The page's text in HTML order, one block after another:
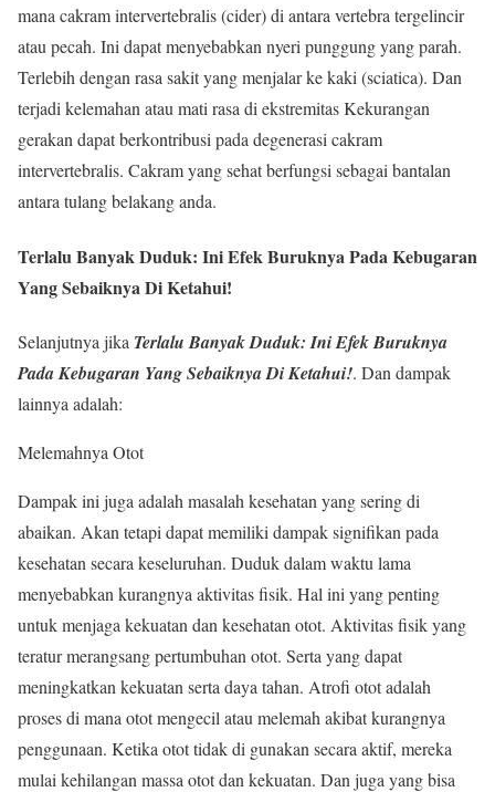
mana cakram intervertebralis (cider) di antara vertebra tergelincir
atau pecah. Ini dapat menyebabkan nyeri punggung yang parah.
Terlebih dengan rasa sakit yang menjalar ke kaki (sciatica). Dan
terjadi kelemahan atau mati rasa di ekstremitas Kekurangan
gerakan dapat berkontribusi pada degenerasi cakram
intervertebralis. Cakram yang sehat berfungsi sebagai bantalan
antara tulang belakang anda.
Terlalu Banyak Duduk: Ini Efek Buruknya Pada Kebugaran
Yang Sebaiknya Di Ketahui!
Selanjutnya jika Terlalu Banyak Duduk: Ini Efek Buruknya
Pada Kebugaran Yang Sebaiknya Di Ketahui!. Dan dampak
lainnya adalah:
Melemahnya Otot
Dampak ini juga adalah masalah kesehatan yang sering di
abaikan. Akan tetapi dapat memiliki dampak signifikan pada
kesehatan secara keseluruhan. Duduk dalam waktu lama
menyebabkan kurangnya aktivitas fisik. Hal ini yang penting
untuk menjaga kekuatan dan kesehatan otot. Aktivitas fisik yang
teratur merangsang pertumbuhan otot. Serta yang dapat
meningkatkan kekuatan serta daya tahan. Atrofi otot adalah
proses di mana otot mengecil atau melemah akibat kurangnya
penggunaan. Ketika otot tidak di gunakan secara aktif, mereka
mulai kehilangan massa otot dan kekuatan. Dan juga yang bisa